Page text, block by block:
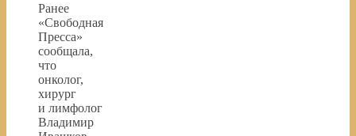
Ранее
«Свободная
Пресса»
сообщала,
что
онколог,
хирург
и лимфолог
Владимир